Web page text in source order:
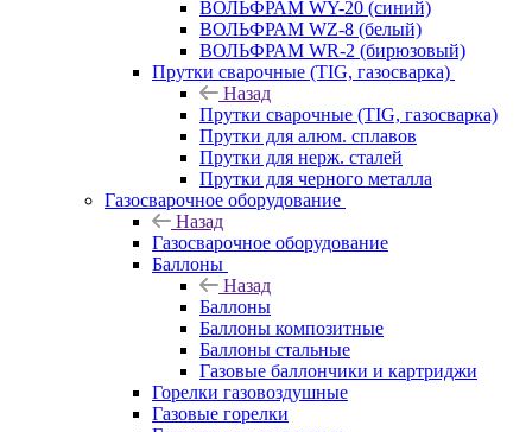
ВОЛЬФРАМ WY-20 (синий)
ВОЛЬФРАМ WZ-8 (белый)
ВОЛЬФРАМ WR-2 (бирюзовый)
Прутки сварочные (TIG, газосварка)
Назад
Прутки сварочные (TIG, газосварка)
Прутки для алюм. сплавов
Прутки для нерж. сталей
Прутки для черного металла
Газосварочное оборудование
Назад
Газосварочное оборудование
Баллоны
Назад
Баллоны
Баллоны композитные
Баллоны стальные
Газовые баллончики и картриджи
Горелки газовоздушные
Газовые горелки